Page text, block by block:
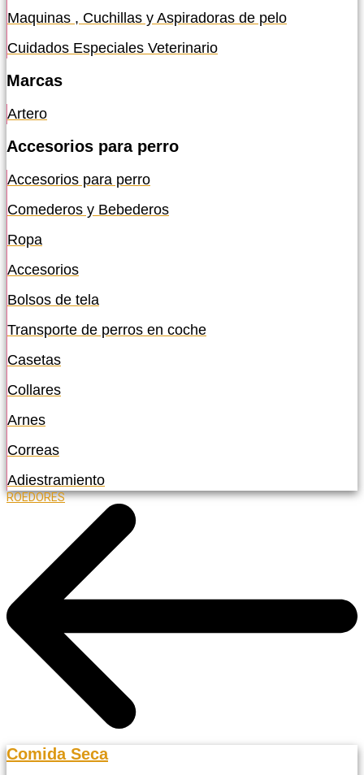
Maquinas , Cuchillas y Aspiradoras de pelo
Cuidados Especiales Veterinario
Marcas
Artero
Accesorios para perro
Accesorios para perro
Comederos y Bebederos
Ropa
Accesorios
Bolsos de tela
Transporte de perros en coche
Casetas
Collares
Arnes
Correas
Adiestramiento
ROEDORES
Comida Seca